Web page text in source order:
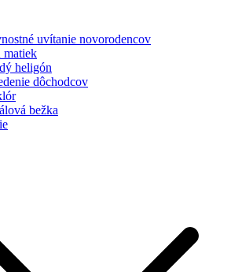
uvítanie novorodencov
matiek
heligón
dôchodcov
bežka